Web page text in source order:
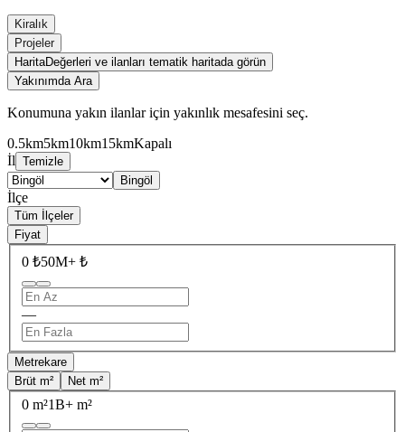
Kiralık
Projeler
HaritaDeğerleri ve ilanları tematik haritada görün
Yakınımda Ara
Konumuna yakın ilanlar için yakınlık mesafesini seç.
0.5km5km10km15kmKapalı
İl Temizle
Bingöl
İlçe
Tüm İlçeler
Fiyat
0 ₺50M+ ₺
—
Metrekare
Brüt m²
Net m²
0 m²1B+ m²